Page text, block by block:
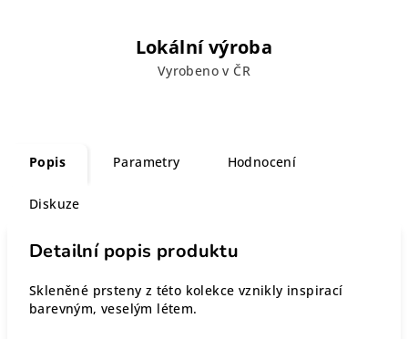
Lokální výroba
Vyrobeno v ČR
Popis Parametry Hodnocení
Diskuze
Detailní popis produktu
Skleněné prsteny z této kolekce vznikly inspirací
barevným, veselým létem.